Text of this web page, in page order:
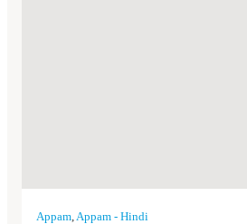
Appam Appam - Hindi